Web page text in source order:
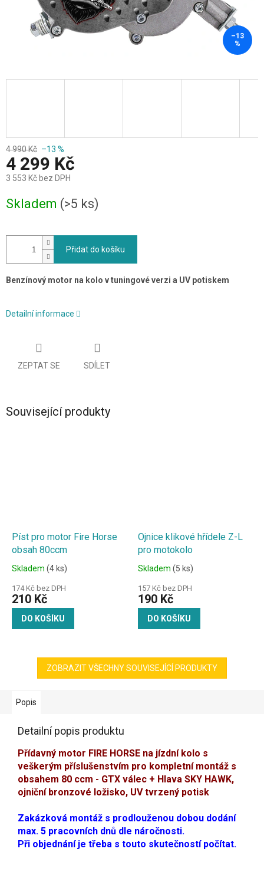
–13
%
4 990 Kč –13 %
4 299 Kč
3 553 Kč bez DPH
cena:
Skladem (>5 ks)
Přidat do košíku
Benzínový motor na kolo v tuningové verzi a UV potiskem
Detailní informace
ZEPTAT SE SDÍLET
Související produkty
Píst pro motor Fire Horse
obsah 80ccm
Skladem (4 ks)
174 Kč bez DPH
210 Kč
DO KOŠÍKU
Ojnice klikové hřídele Z-L
pro motokolo
Skladem (5 ks)
157 Kč bez DPH
190 Kč
DO KOŠÍKU
ZOBRAZIT VŠECHNY SOUVISEJÍCÍ PRODUKTY
Popis
Detailní popis produktu
Přídavný motor FIRE HORSE na jízdní kolo s
veškerým příslušenstvím pro kompletní montáž s
obsahem 80 ccm - GTX válec + Hlava SKY HAWK,
ojniční bronzové ložisko, UV tvrzený potisk
Zakázková montáž s prodlouženou dobou dodání
max. 5 pracovních dnů dle náročnosti.
Při objednání je třeba s touto skutečností počítat.